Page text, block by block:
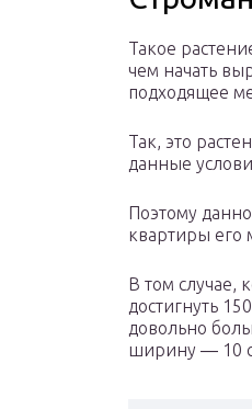
Такое
чем начать
подходящее
Так, это
данные
Поэтому
квартиры его
В том случае,
достигнуть
довольно
ширину ― 10